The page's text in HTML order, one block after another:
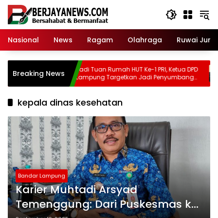
Skip
content
Nasional
News Ragam Olahraga Ruwai Jurai
Breaking NewsJadi Tuan Rumah HUT Ke-1 PRI, Ketua DPD
Lampung Targetkan Jadi Penyumbang
Suara Nasional Terbesar di Pemilu 2029
kepala dinas kesehatan
Bandar Lampung
Karier Muhtadi Arsyad
Temenggung: Dari Puskesmas ke